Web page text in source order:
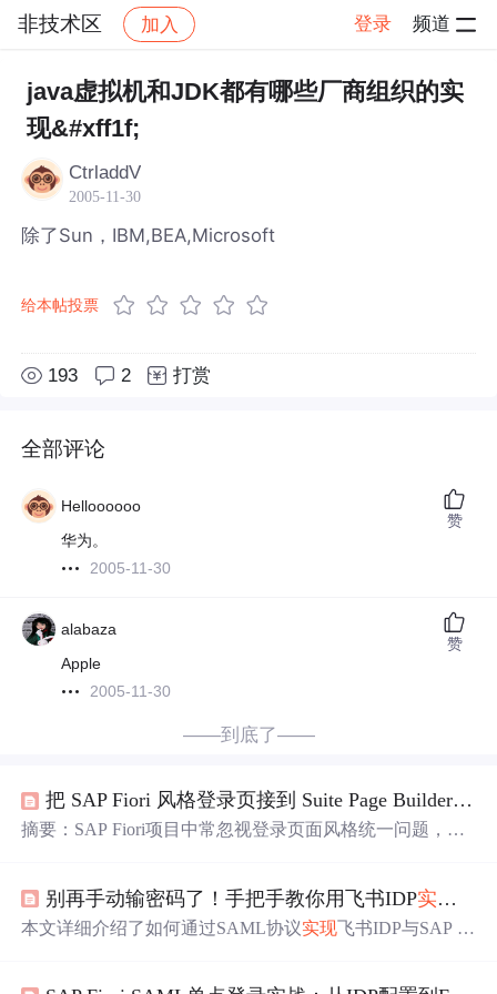
非技术区 加入 登录 频道
社区 非技术区 帖子详情
java虚拟机和JDK都有哪些厂商组织的实
现&#xff1f;
CtrladdV
2005-11-30
除了Sun，IBM,BEA,Microsoft
给本帖投票
193 2 打赏
全部评论
Helloooooo
华为。
2005-11-30
赞
alabaza
Apple
2005-11-30
赞
——到底了——
把 SAP Fiori 风格登录页接到 Suite Page Builder 与 Suite Page Builder Admin Page：一篇讲透配置逻辑、落地步骤与排障思路的实战指南
摘要：SAP Fiori项目中常忽视登录页面风格统一问题，特
层配置，在ICF服务的Error Page→Logon Errors下指定自定
义登录实现类/UI2/CL_SRA_LOGIN。该配置具有服务级隔
别再手动输密码了！手把手教你用飞书IDP实现
本文详细介绍了如何通过SAML协议实现飞书IDP与SAP Fi